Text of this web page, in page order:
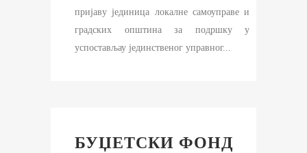
пријаву јединица локалне самоуправе и
градских општина за подршку у
успостављау јединственог управног...
БУЏЕТСКИ ФОНД